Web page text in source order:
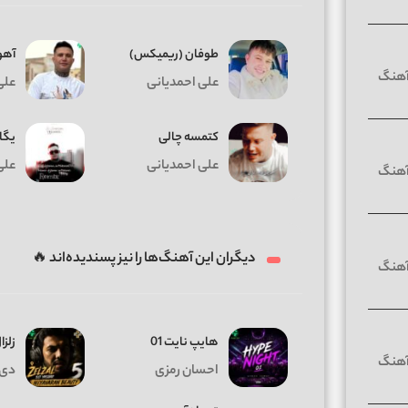
طوفان (ریمیکس)
علی احمدیانی
کتمسه چالی
علی احمدیانی
دیگران این آهنگ‌ها را نیز پسندیده‌اند 🔥
هایپ نایت 01
احسان رمزی